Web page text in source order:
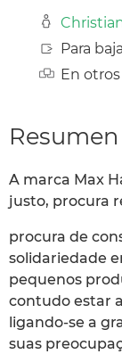
Para
En
Resumen
A marca Max
justo, procura
procura de
solidariedade
pequenos
contudo estar
ligando-se a
suas